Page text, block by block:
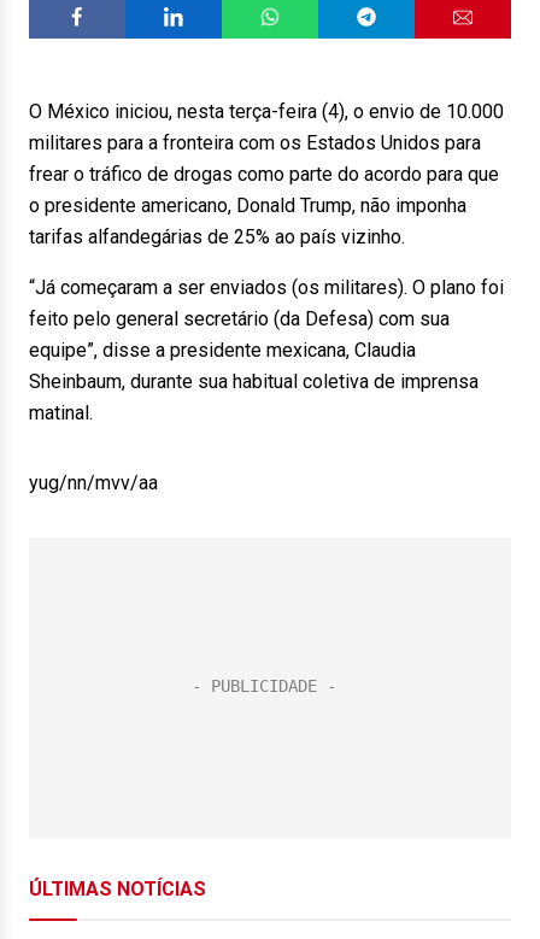
O México iniciou, nesta terça-feira (4), o envio de 10.000
militares para a fronteira com os Estados Unidos para
frear o tráfico de drogas como parte do acordo para que
o presidente americano, Donald Trump, não imponha
tarifas alfandegárias de 25% ao país vizinho.
“Já começaram a ser enviados (os militares). O plano foi
feito pelo general secretário (da Defesa) com sua
equipe”, disse a presidente mexicana, Claudia
Sheinbaum, durante sua habitual coletiva de imprensa
matinal.
yug/nn/mvv/aa